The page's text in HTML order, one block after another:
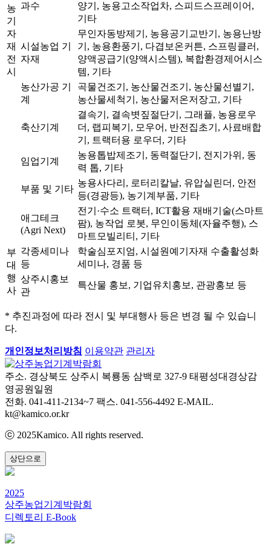
농
기
자
재
전
시
과수
양기, 농용고소작업차, 스피드스프레이어,
기타
시설농업 기
자재
무인자동방제기, 농용공기교반기, 농용난방
기, 농용환풍기, 다겹보온커튼, 스프링클러,
양액공급기(양액시스템), 복합환경제어시스
템, 기타
농산가공 기
계
곡물건조기, 농산물건조기, 농산물선별기,
농산물세척기, 농산물저온저장고, 기타
축산기계
결속기, 결속볏짚절단기, 그래플, 농용로우
더, 랩피복기, 모우어, 반전집초기, 사료배합
기, 트랙터용 로우더, 기타
임업기계
농용톱밥제조기, 동력절단기, 전지가위, 동
력 톱, 기타
부품 및 기타
농용사다리, 로터리칼날, 유압실린더, 안전
등(경광등), 농기계부품, 기타
애그테크
(Agri Next)
전기·수소 트랙터, ICT활용 재배기술(스마트
팜), 농작업 로봇, 무인이동체(자율주행), 스
마트모빌리티, 기타
부
대
행
사
각종세미나
등
학술심포지엄, 시설원예기자재 수출활성화
세미나, 경품 등
상주시홍보
관
특산물 홍보, 기업유치홍보, 관광홍보 등
* 추진과정에 따라 전시 및 부대행사 등은 변경 될 수 있습니
다.
개인정보처리방침 이용약관 관리자
주소. 경상북도 상주시 복룡동 삼백로 327-9 태평성대경상감
영공원일원
전화. 041-411-2134~7 팩스. 041-556-4492 E-MAIL.
kt@kamico.or.kr
ⓒ 2025Kamico. All rights reserved.
상단으로
2025
상주농업기계박람회
디렉토리 E-Book